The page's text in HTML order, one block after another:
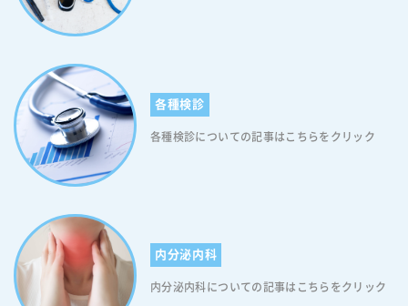
各種検診
各種検診についての記事はこちらをクリック
内分泌内科
内分泌内科についての記事はこちらをクリック